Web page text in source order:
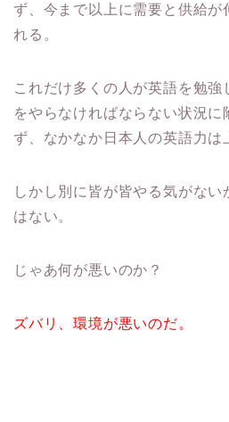
ず、今まで以上に需要と供給が
れる。
これだけ多くの人が英語を勉強
をやらなければならない状況に
ず、なかなか日本人の英語力は
しかし別に皆が皆やる気がな
はない。
じゃあ何が悪いのか？
ズバリ、環境が悪いのだ。